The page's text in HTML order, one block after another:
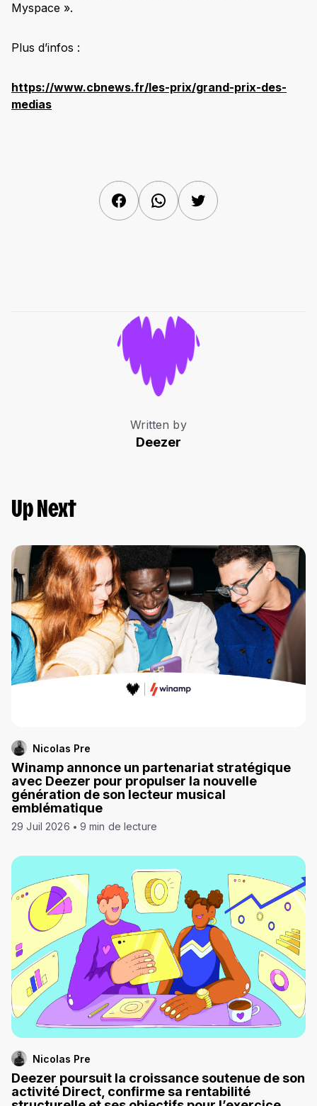
Myspace ».
Plus d’infos :
https://www.cbnews.fr/les-prix/grand-prix-des-
medias
FacebookWhatsAppTwitter
Written by
Deezer
Up Next
Nicolas Pre
Winamp annonce un partenariat stratégique
avec Deezer pour propulser la nouvelle
génération de son lecteur musical
emblématique
29 Juil 2026 9 min de lecture
Nicolas Pre
Deezer poursuit la croissance soutenue de son
activité Direct, confirme sa rentabilité